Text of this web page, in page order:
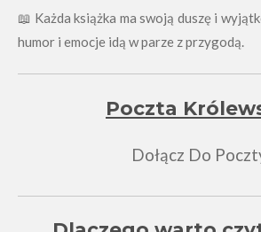
📖 Każda książka ma swoją duszę i
humor i emocje idą w parze z przygodą.
Poczta
Dołącz Do